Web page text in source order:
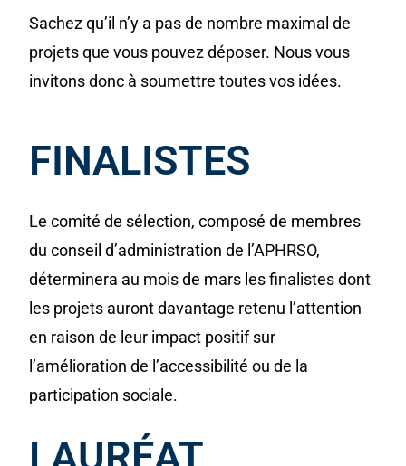
Sachez qu’il n’y a pas de nombre maximal de
projets que vous pouvez déposer. Nous vous
invitons donc à soumettre toutes vos idées.
FINALISTES
Le comité de sélection, composé de membres
du conseil d’administration de l’APHRSO,
déterminera au mois de mars les finalistes dont
les projets auront davantage retenu l’attention
en raison de leur impact positif sur
l’amélioration de l’accessibilité ou de la
participation sociale.
LAURÉAT